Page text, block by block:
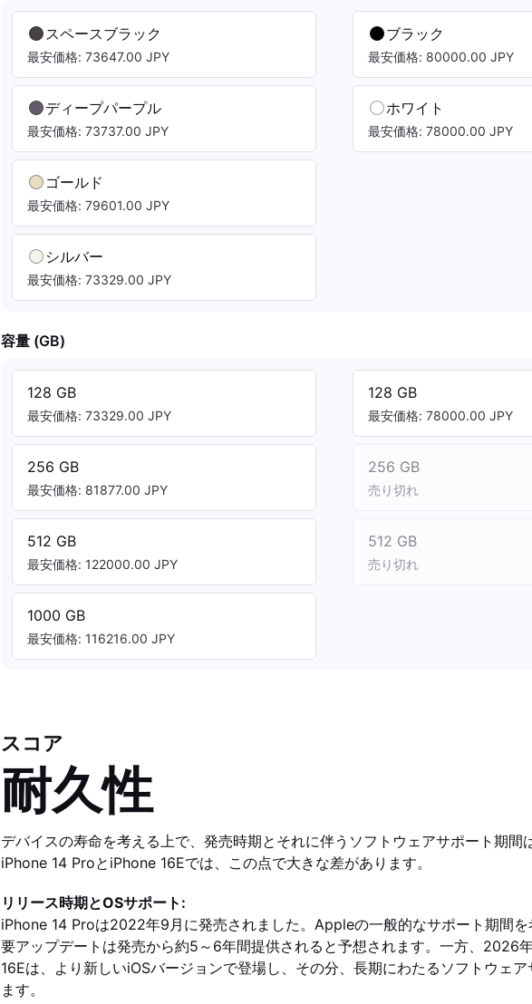
スペースブラック
最安価格: 73647.00 JPY
ディープパープル
最安価格: 73737.00 JPY
ゴールド
最安価格: 79601.00 JPY
シルバー
最安価格: 73329.00 JPY
ブラック
最安価格: 80000.00 JPY
ホワイト
最安価格: 78000.00 JPY
容量 (GB)
128 GB
最安価格: 73329.00 JPY
256 GB
最安価格: 81877.00 JPY
512 GB
最安価格: 122000.00 JPY
1000 GB
最安価格: 116216.00 JPY
128 GB
最安価格: 78000.00 JPY
256 GB
売り切れ
512 GB
売り切れ
スコア
耐久性
デバイスの寿命を考える上で、発売時期とそれに伴うソフトウェアサポート期間
iPhone 14 ProとiPhone 16Eでは、この点で大きな差があります。
リリース時期とOSサポート:
iPhone 14 Proは2022年9月に発売されました。Appleの一般的なサポート期間を
要アップデートは発売から約5～6年間提供されると予想されます。一方、2026
16Eは、より新しいiOSバージョンで登場し、その分、長期にわたるソフトウェア
ます。